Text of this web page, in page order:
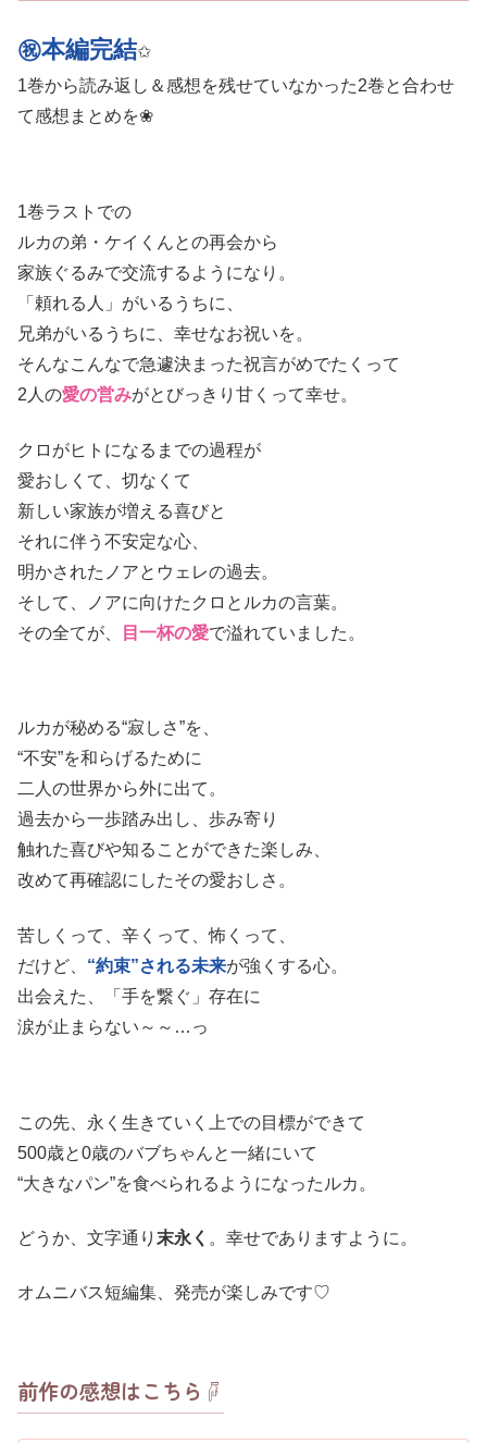
㊗本編完結✩
1巻から読み返し＆感想を残せていなかった2巻と合わせ
て感想まとめを❀
1巻ラストでの
ルカの弟・ケイくんとの再会から
家族ぐるみで交流するようになり。
「頼れる人」がいるうちに、
兄弟がいるうちに、幸せなお祝いを。
そんなこんなで急遽決まった祝言がめでたくって
2人の愛の営みがとびっきり甘くって幸せ。
クロがヒトになるまでの過程が
愛おしくて、切なくて
新しい家族が増える喜びと
それに伴う不安定な心、
明かされたノアとウェレの過去。
そして、ノアに向けたクロとルカの言葉。
その全てが、
目一杯の愛で溢れていました。
ルカが秘める“寂しさ”を、
“不安”を和らげるために
二人の世界から外に出て。
過去から一歩踏み出し、歩み寄り
触れた喜びや知ることができた楽しみ、
改めて再確認にしたその愛おしさ。
苦しくって、辛くって、怖くって、
だけど、 “約束”される未来が強くする心。
出会えた、「手を繋ぐ」存在に
涙が止まらない～～…っ
この先、永く生きていく上での目標ができて
500歳と0歳のバブちゃんと一緒にいて
“大きなパン”を食べられるようになったルカ。
どうか、文字通り 末永く 。幸せでありますように。
オムニバス短編集、発売が楽しみです♡
前作の感想はこちら☟